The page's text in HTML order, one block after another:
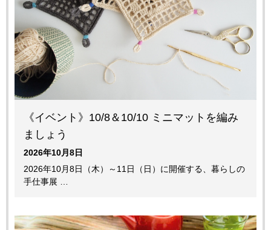
《イベント》10/8＆10/10 ミニマットを編み
ましょう
2026年10月8日
2026年10月8日（木）～11日（日）に開催する、暮らしの
手仕事展 …